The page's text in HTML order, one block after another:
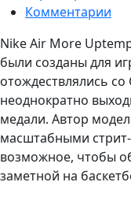
Комментарии
Nike Air More
были созданы для
отождествлялись
неоднократно
медали. Автор
масштабными
возможное, чтобы
заметной на